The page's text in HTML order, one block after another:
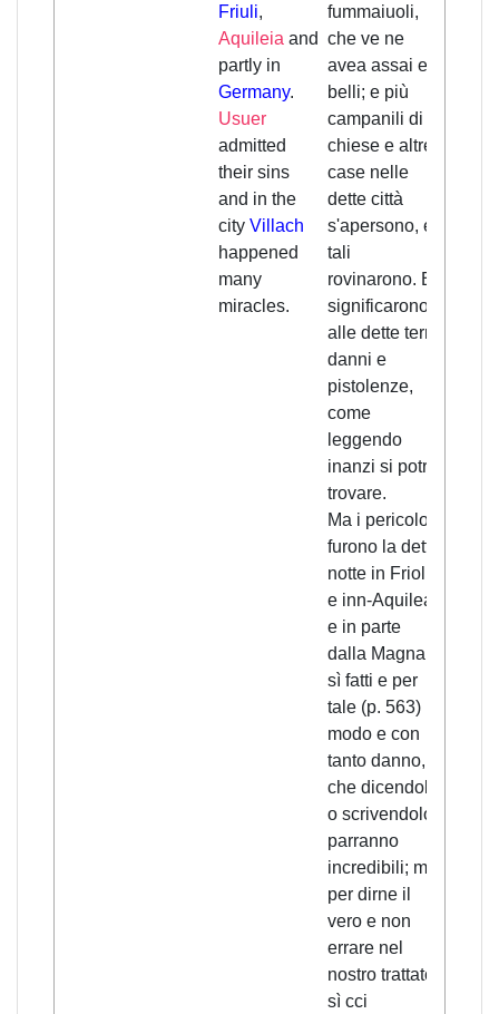
Friuli,
Aquileia and
partly in
Germany.
Usuer
admitted
their sins
and in the
cityVillach
happened
many
miracles.
fummaiuoli,
che ve ne
avea assai e
belli; e più
campanili di
chiese e altre
case nelle
dette città
s'apersono, e
tali
rovinarono. E
significarono
alle dette terre
danni e
pistolenze,
come
leggendo
inanzi si potrà
trovare.
Ma i pericolosi
furono la detta
notte in Frioli,
e inn-Aquilea,
e in parte
dalla Magna,
sì fatti e per
tale (p. 563)
modo e con
tanto danno,
che dicendolo
o scrivendolo
parranno
incredibili; ma
per dirne il
vero e non
errare nel
nostro trattato,
sì cci